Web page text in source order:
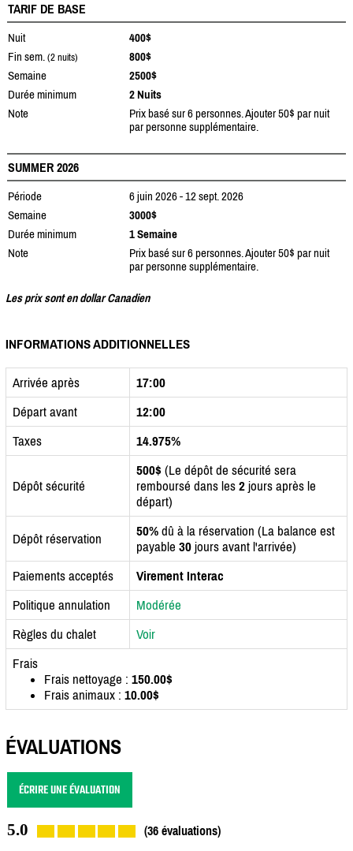
TARIF DE BASE
Nuit
400$
Fin sem. (2 nuits)
800$
Semaine
2500$
Durée minimum
2 Nuits
Note
Prix basé sur 6 personnes. Ajouter 50$ par nuit
par personne supplémentaire.
SUMMER 2026
Période
6 juin 2026 - 12 sept. 2026
Semaine
3000$
Durée minimum
1 Semaine
Note
Prix basé sur 6 personnes. Ajouter 50$ par nuit
par personne supplémentaire.
Les prix sont en dollar Canadien
INFORMATIONS ADDITIONNELLES
Arrivée après
17:00
Départ avant
12:00
Taxes
14.975%
Dépôt sécurité
500$ (Le dépôt de sécurité sera
remboursé dans les 2 jours après le
départ)
Dépôt réservation 50% dû à la réservation (La balance est
payable 30 jours avant l'arrivée)
Paiements acceptés
Virement Interac
Politique annulation
Modérée
Règles du chalet
Voir
Frais
Frais nettoyage : 150.00$
Frais animaux : 10.00$
ÉVALUATIONS
ÉCRIRE UNE ÉVALUATION
5.0 (36 évaluations)